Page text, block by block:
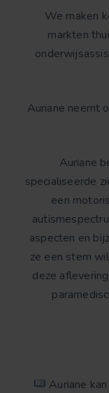
We maken
markten
Auriane neemt
Auriane
specialiseerde
een
aspecten en
ze een stem
deze
Auriane